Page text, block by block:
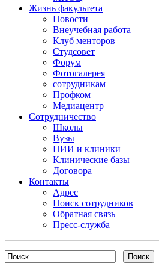
Жизнь факультета
Новости
Внеучебная работа
Клуб менторов
Студсовет
Форум
Фотогалерея
сотрудникам
Профком
Медиацентр
Сотрудничество
Школы
Вузы
НИИ и клиники
Клинические базы
Договора
Контакты
Адрес
Поиск сотрудников
Обратная связь
Пресс-служба